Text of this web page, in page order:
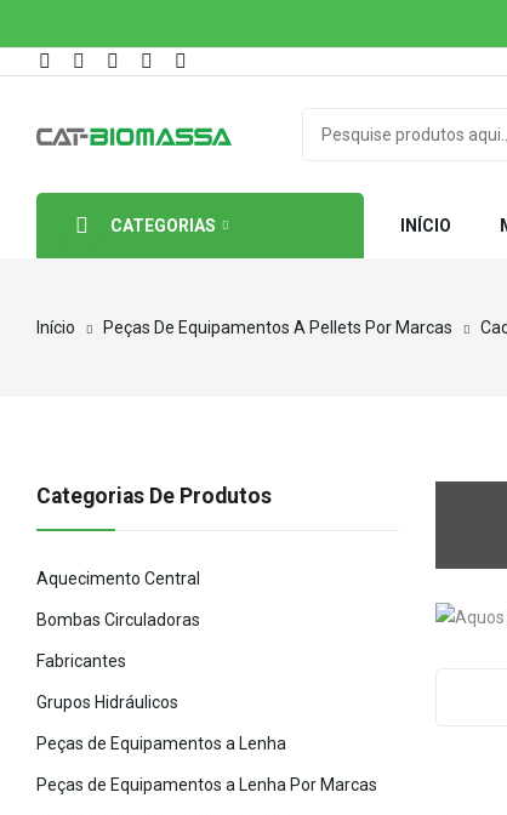
CATEGORIAS INÍCIO
Início Peças De Equipamentos A Pellets Por Marcas
Categorias De Produtos
Aquecimento Central
Bombas Circuladoras
Fabricantes
Grupos Hidráulicos
Peças de Equipamentos a Lenha
Peças de Equipamentos a Lenha Por Marcas